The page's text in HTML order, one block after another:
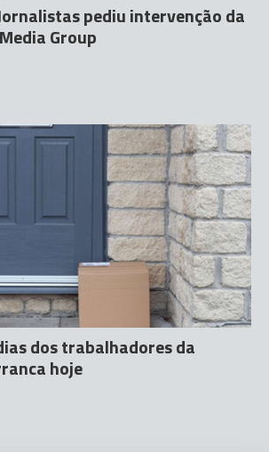
pediu intervenção da
Group
dos trabalhadores da
hoje